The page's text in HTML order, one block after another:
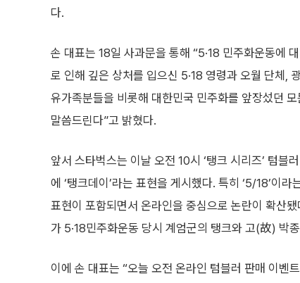
다.
손 대표는 18일 사과문을 통해 “5·18 민주화운동에
로 인해 깊은 상처를 입으신 5·18 영령과 오월 단체,
유가족분들을 비롯해 대한민국 민주화를 앞장섰던
말씀드린다”고 밝혔다.
앞서 스타벅스는 이날 오전 10시 ‘탱크 시리즈’ 텀블
에 ‘탱크데이’라는 표현을 게시했다. 특히 ‘5/18’이라
표현이 포함되면서 온라인을 중심으로 논란이 확산
가 5·18민주화운동 당시 계엄군의 탱크와 고(故) 박
이에 손 대표는 “오늘 오전 온라인 텀블러 판매 이벤